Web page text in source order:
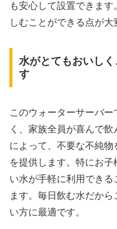
も安心して設置できま
しむことができる点が大
水がとてもおいし
す
このウォーターサーバ
く、家族全員が喜んで
によって、不要な不純
を提供します。特にお
い水が手軽に利用でき
ます。毎日飲む水だか
い方に最適です。